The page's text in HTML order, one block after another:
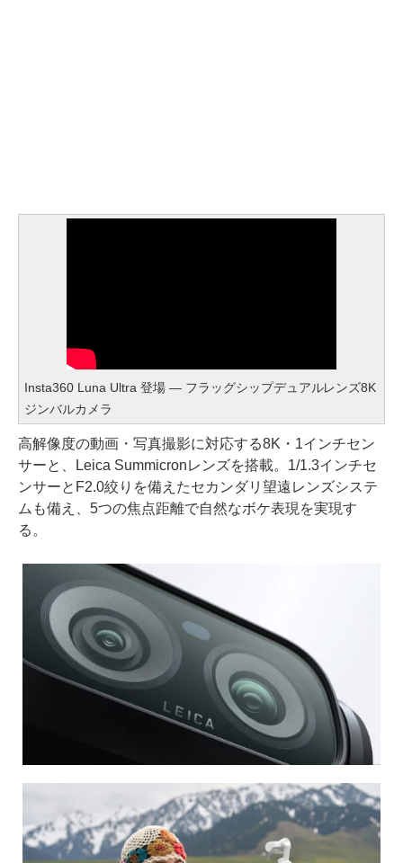
Insta360 Luna Ultra 登場 ― フラッグシップデュアルレンズ8K
ジンバルカメラ
高解像度の動画・写真撮影に対応する8K・1インチセン
サーと、Leica Summicronレンズを搭載。1/1.3インチセ
ンサーとF2.0絞りを備えたセカンダリ望遠レンズシステ
ムも備え、5つの焦点距離で自然なボケ表現を実現す
る。